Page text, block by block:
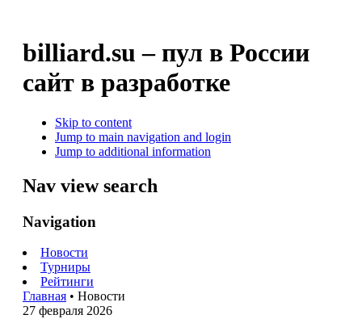
billiard.su – пул в России
сайт в разработке
Skip to content
Jump to main navigation and login
Jump to additional information
Nav view search
Navigation
Новости
Турниры
Рейтинги
Главная • Новости
27 февраля 2026